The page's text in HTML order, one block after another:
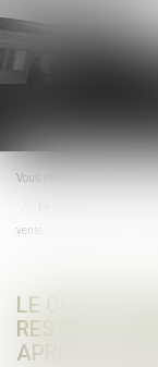
Vous êtes ici :
Le coût des travaux de
vente
LE COÛT DES
RESTE À LA
APRÈS LA